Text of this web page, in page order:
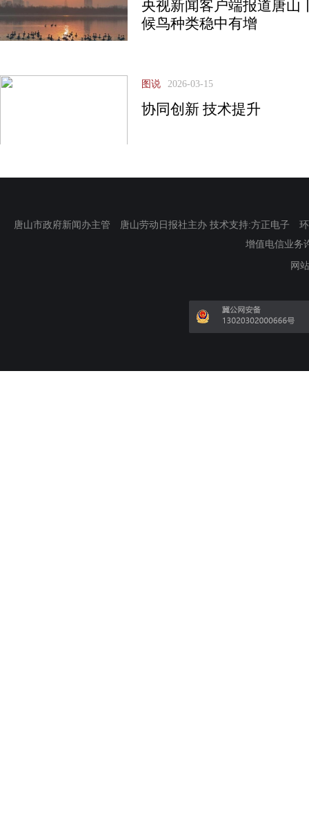
央视新闻客户端报道唐山
候鸟种类稳中有增
图说 2026-03-15
协同创新 技术提升
唐山市政府新闻办主管 唐山劳动日报社主办 技术支持:方正电子
增值电信业务
网